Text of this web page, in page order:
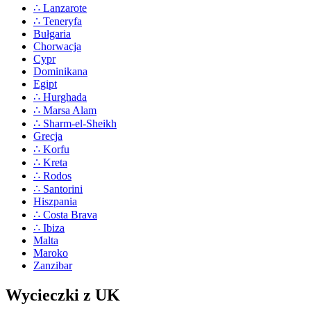
∴ Lanzarote
∴ Teneryfa
Bułgaria
Chorwacja
Cypr
Dominikana
Egipt
∴ Hurghada
∴ Marsa Alam
∴ Sharm-el-Sheikh
Grecja
∴ Korfu
∴ Kreta
∴ Rodos
∴ Santorini
Hiszpania
∴ Costa Brava
∴ Ibiza
Malta
Maroko
Zanzibar
Wycieczki z UK